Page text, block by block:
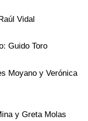
Vidal
Guido Toro
Moyano y Verónica
y Greta Molas